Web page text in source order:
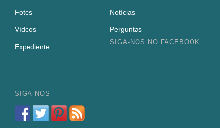
Fotos Notícias
Vídeos Perguntas
Expediente
SIGA-NOS NO FACEBOOK
SIGA-NOS